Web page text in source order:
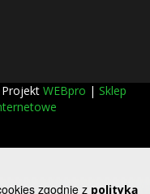
zgodnie z polityką
WEBpro | Sklep